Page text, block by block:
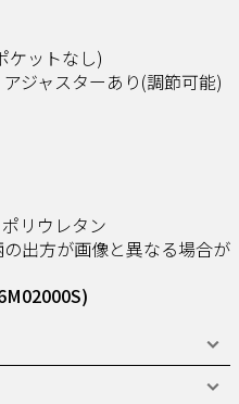
ケットなし)
ジャスターあり(調節可能)
リウレタン
出方が画像と異なる場合が